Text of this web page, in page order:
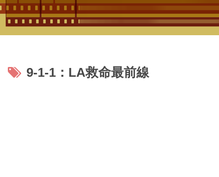
9-1-1：LA救命最前線